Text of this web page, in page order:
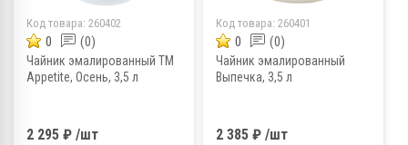
Код товара: 260402
0 (0)
Чайник эмалированный TM
Appetite, Осень, 3,5 л
2 295 ₽ /шт
Код товара: 260401
0 (0)
Чайник эмалированный
Выпечка, 3,5 л
2 385 ₽ /шт